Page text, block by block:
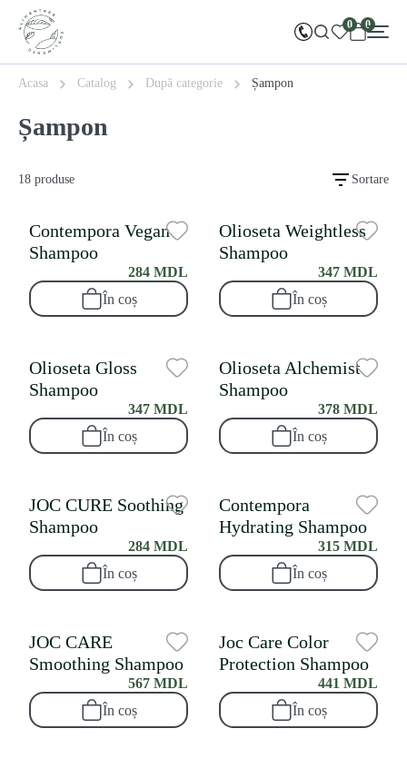
0 0
Acasa Catalog După categorie Șampon
Șampon
18 produse Sortare
Contempora Vegan
Shampoo
284 MDL
În coș
Olioseta Weightless
Shampoo
347 MDL
În coș
Olioseta Gloss
Shampoo
347 MDL
În coș
Olioseta Alchemist
Shampoo
378 MDL
În coș
JOC CURE Soothing
Shampoo
284 MDL
În coș
Contempora
Hydrating Shampoo
315 MDL
În coș
JOC CARE
Smoothing Shampoo
567 MDL
În coș
Joc Care Color
Protection Shampoo
441 MDL
În coș